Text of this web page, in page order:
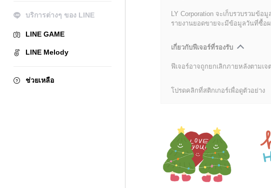
บริการต่างๆ ของ LINE
LINE GAME
LINE Melody
ช่วยเหลือ
LY Corporation จะเก็บรวบรวมข้อ
รายงานยอดขายจะมีข้อมูลวันที่ซื้อ
เกี่ยวกับฟีเจอร์ที่รองรับ
ฟีเจอร์อาจถูกยกเลิกภายหลังตามเจ
โปรดคลิกที่สติกเกอร์เพื่อดูตัวอย่าง